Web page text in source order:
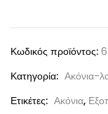
Κωδικός προϊόντος:
Κατηγορία: Ακόνια-
Ετικέτες: Ακόνια,